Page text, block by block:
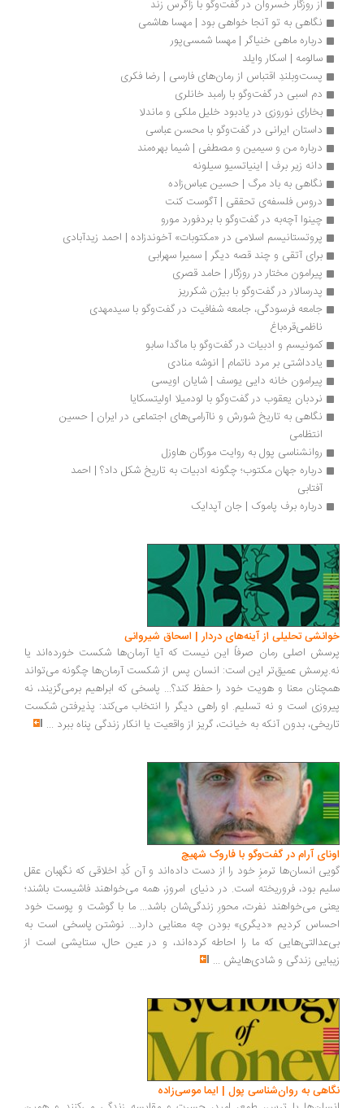
از روزگار خسروان در گفت‌وگو با زاگرس زند
نگاهی به تو آنجا خواهی بود | مهسا هاشمی
درباره ماهی خنیاگر | مهسا شمسی‌پور
سالومه | اسکار وایلد
پست‌وبلندِ اقتباس از رمان‌‌های فارسی | رضا فکری
دم اسبی در گفت‌وگو با رامبد خانلری
بخارای نوروزی در یادبود خلیل ملکی و ماندلا
داستان ایرانی در گفت‌وگو با محسن عباسی
درباره من و سیمین و مصطفی | شیما بهره‌مند
دانه زیر برف | اینیاتسیو سیلونه
نگاهی به باد مرگ | حسین عباس‌زاده
دروس فلسفه‌ی تحققی | آگوست کنت
چینوا آچه‌به در گفت‌وگو با بردفورد مورو
پروتستانیسم اسلامی در «مکتوبات» آخوندزاده | احمد زیدآبادی
برای آتقی و چند قصه‌ دیگر | سمیرا سهرابی
پیرامون مختار در روزگار | حامد قصری
پدرسالار در گفت‌وگو با بیژن شکرریز
جامعه فرسودگی، جامعه شفافیت در گفت‌وگو با سیدمهدی
ناظمی‌قره‌باغ
کمونیسم و ادبیات در گفت‌وگو با ماگدا سابو
یادداشتی بر مرد ناتمام | انوشه منادی
پیرامون خانه دایی یوسف | شایان اویسی
نردبان یعقوب در گفت‌وگو با لودمیلا اولیتسکایا
نگاهی به تاریخ شورش و ناآرامی‌های اجتماعی در ایران | حسین
انتظامی
روانشناسی پول به روایت مورگان هاوزل
درباره جهان مکتوب؛ چگونه ادبیات به تاریخ شکل داد؟ | احمد
درباره برف پاموک | جان آپدایک
تحلیلی از آینه‌های دردار | اسحاق شیروانی
اصلی رمان صرفاً این نیست که آیا آرمان‌ها شکست خورده‌اند یا
عمیق‌تر این است: انسان پس از شکست آرمان‌ها چگونه می‌تواند
معنا و هویت خود را حفظ کند؟... پاسخی که ابراهیم برمی‌گزیند، نه
است و نه تسلیم. او راهی دیگر را انتخاب می‌کند: پذیرفتن شکست
بدون آنکه به خیانت، گریز از واقعیت یا انکار زندگی پناه ببرد...
آرام در گفت‌وگو با فاروک شهیچ‭
انسان‌ها ترمزِ خود را از دست داده‌اند و آن کُدِ اخلاقی که نگهبان عقل
بود، فروریخته است. در دنیای امروز، همه می‌خواهند فاشیست باشند؛
می‌خواهند نفرت، محورِ زندگی‌شان باشد... ما با گوشت و پوست خود
کردیم «دیگری» بودن چه معنایی دارد... نوشتن پاسخی است به
که ما را احاطه کرده‌اند، و در عین حال، ستایشی است از
زندگی و شادی‌هایش...
به روان‌شناسی پول | ایما موسی‌زاده